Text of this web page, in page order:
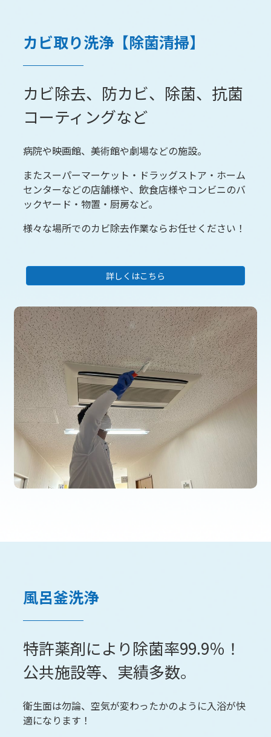
カビ取り洗浄【除菌清掃】
カビ除去、防カビ、除菌、抗菌
コーティングなど
病院や映画館、美術館や劇場などの施設。
またスーパーマーケット・ドラッグストア・ホーム
センターなどの店舗様や、飲食店様やコンビニのバ
ックヤード・物置・厨房など。
様々な場所でのカビ除去作業ならお任せください！
詳しくはこちら
風呂釜洗浄
特許薬剤により除菌率99.9％！
公共施設等、実績多数。
衛生面は勿論、空気が変わったかのように入浴が快
適になります！